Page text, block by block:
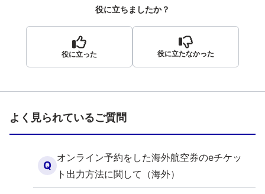
役に立ちましたか？
役に立った 役に立たなかった
よく見られているご質問
Q
オンライン予約をした海外航空券のeチケッ
ト出力方法に関して（海外）